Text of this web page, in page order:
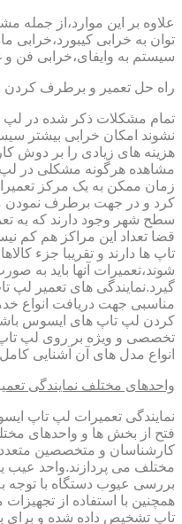
علاوه بر این موارد،از
توان به خرابی کیبورد،خرابی
سیستم به وایفای،خرابی فن و
راه حل تعمیر و برطرف
تمام مشکلات ذکر شده در
نشوند امکان خرابی بیشتر
هزینه های زیادی را بر دوش
مشاهده هرگونه مشکلی در لپ
زمان ممکن به یک مرکز
کرد و در جهت برطرف نمودن
سطح شهر وجود دارند که به
قضا تعداد این مراکز هم کم
تاپ ها دارند و تقریبا جزء
شوند،تعمیرات آنها باید به
گیرد.نمایندگی های تعمیر لپ
مناسبی جهت دریافت انواع
کردن لپ تاپ های ایسوس
تخصصی و ویژه بر روی لپ تاپ
انواع مدل های آن آشنایی کامل
واحدهای مختلف نمایندگی
نمایندگی تعمیرات لپ تاپ
فتح از بخش ها و واحدهای
کارشناسان و متخصصین
مختلف می پردازند.واحد عیب
بررسی عیوب دستگاه با توجه
همچنین با استفاده از
تاپ تشخیص داده شده و برای